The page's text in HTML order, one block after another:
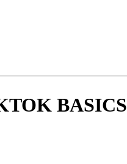
BASICS